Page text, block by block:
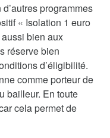
programmes
« Isolation 1 euro
bien aux
réserve bien
d’éligibilité.
comme porteur de
bailleur. En toute
cela permet de